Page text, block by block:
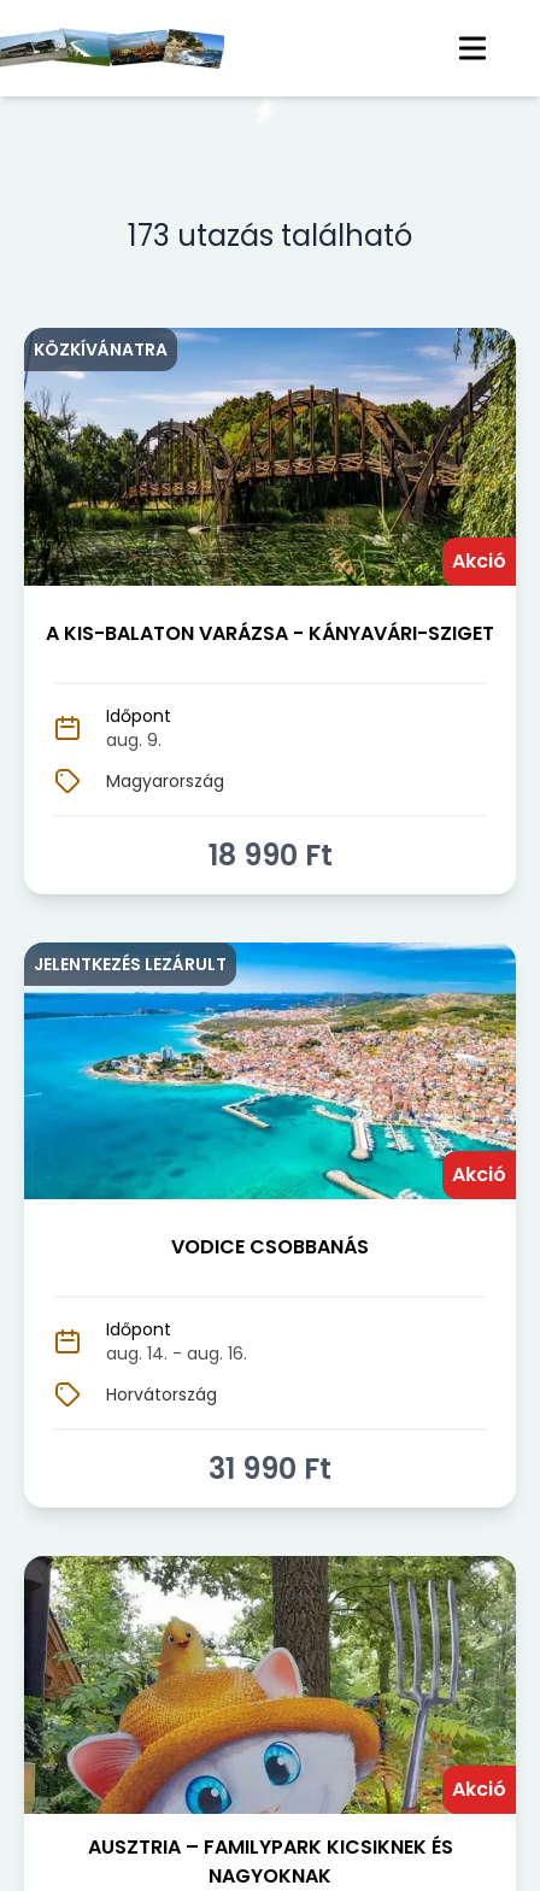
173 utazás található
Akció
KÖZKÍVÁNATRA
A KIS-BALATON VARÁZSA - KÁNYAVÁRI-SZIGET
Időpont
aug. 9.
Magyarország
18 990 Ft
Akció
JELENTKEZÉS LEZÁRULT
VODICE CSOBBANÁS
Időpont
aug. 14. - aug. 16.
Horvátország
31 990 Ft
Akció
AUSZTRIA – FAMILYPARK KICSIKNEK ÉS
NAGYOKNAK